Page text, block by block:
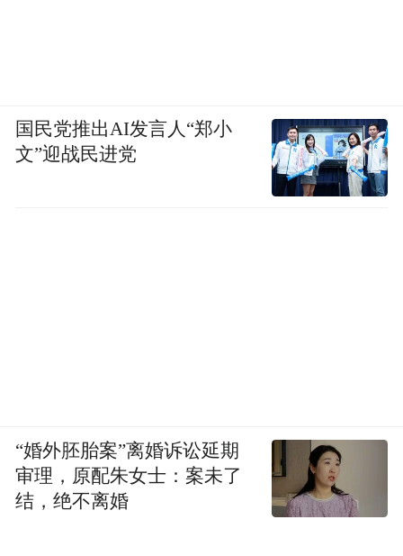
国民党推出AI发言人“郑小
文”迎战民进党
“婚外胚胎案”离婚诉讼延期
审理，原配朱女士：案未了
结，绝不离婚